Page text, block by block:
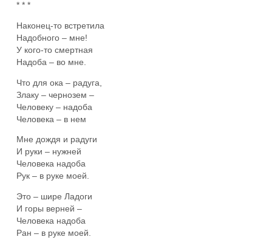
* * *
Наконец-то встретила
Надобного – мне!
У кого-то смертная
Надоба – во мне.
Что для ока – радуга,
Злаку – чернозем –
Человеку – надоба
Человека – в нем
Мне дождя и радуги
И руки – нужней
Человека надоба
Рук – в руке моей.
Это – шире Ладоги
И горы верней –
Человека надоба
Ран – в руке моей.